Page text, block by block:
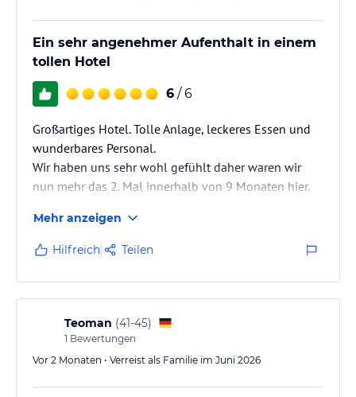
Ein sehr angenehmer Aufenthalt in einem
tollen Hotel
6 / 6
Großartiges Hotel. Tolle Anlage, leckeres Essen und
wunderbares Personal.
Wir haben uns sehr wohl gefühlt daher waren wir
nun mehr das 2. Mal innerhalb von 9 Monaten hier.
Mehr anzeigen
Hilfreich Teilen
Teoman (41-45)
1 Bewertungen
Vor 2 Monaten • Verreist als Familie im Juni 2026